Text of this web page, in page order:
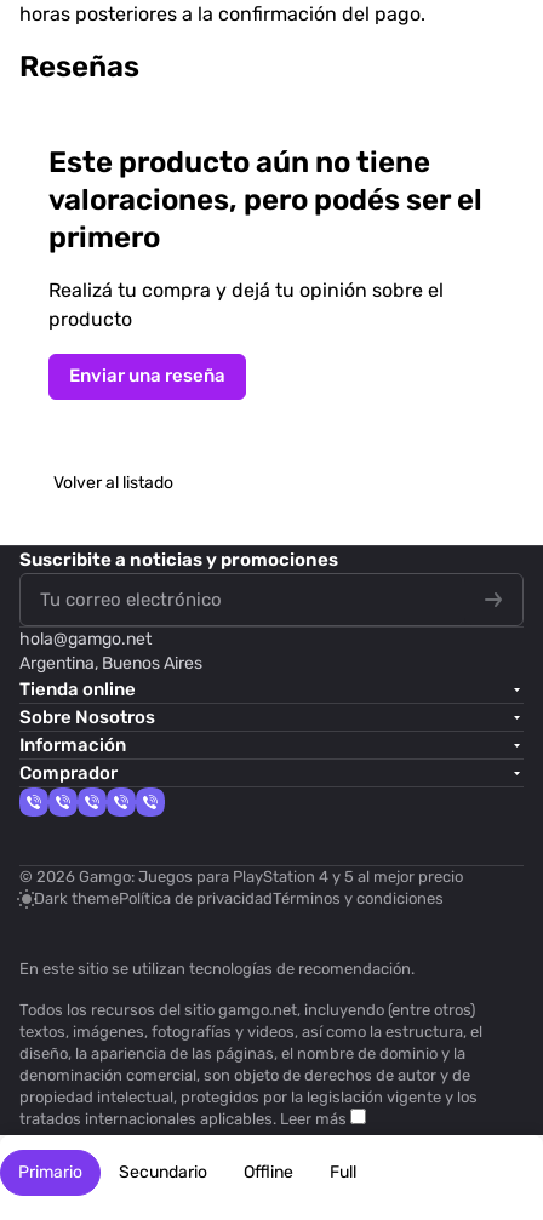
horas posteriores a la confirmación del pago.
Reseñas
Este producto aún no tiene
valoraciones, pero podés ser el
primero
Realizá tu compra y dejá tu opinión sobre el
producto
Enviar una reseña
Volver al listado
Primario Secundario Offline Full
Suscribitea noticias y promociones
hola@gamgo.net
Argentina, Buenos Aires
Tienda online
Sobre Nosotros
Información
Comprador
© 2026 Gamgo: Juegos para PlayStation 4 y 5 al mejor precio
Dark themePolítica de privacidadTérminos y condiciones
En este sitio se utilizan tecnologías de recomendación.
Todos los recursos del sitio gamgo.net, incluyendo (entre otros)
textos, imágenes, fotografías y videos, así como la estructura, el
diseño, la apariencia de las páginas, el nombre de dominio y la
denominación comercial, son objeto de derechos de autor y de
propiedad intelectual, protegidos por la legislación vigente y los
tratados internacionales aplicables. Leer más